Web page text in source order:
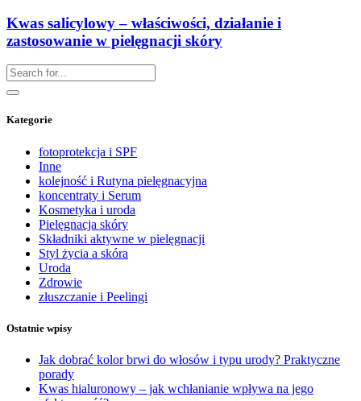
Kwas salicylowy – właściwości, działanie i
zastosowanie w pielęgnacji skóry
Kategorie
fotoprotekcja i SPF
Inne
kolejność i Rutyna pielęgnacyjna
koncentraty i Serum
Kosmetyka i uroda
Pielęgnacja skóry
Składniki aktywne w pielęgnacji
Styl życia a skóra
Uroda
Zdrowie
złuszczanie i Peelingi
Ostatnie wpisy
Jak dobrać kolor brwi do włosów i typu urody? Praktyczne
porady
Kwas hialuronowy – jak wchłanianie wpływa na jego